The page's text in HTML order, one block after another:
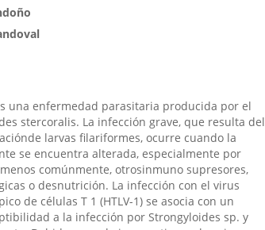
una enfermedad parasitaria producida por el
stercoralis. La infección grave, que resulta del
larvas filariformes, ocurre cuando la
se encuentra alterada, especialmente por
comúnmente, otrosinmuno supresores,
o desnutrición. La infección con el virus
de células T 1 (HTLV-1) se asocia con un
a la infección por Strongyloides sp. y